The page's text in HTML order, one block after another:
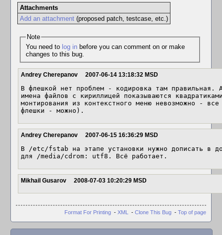
Attachments
Add an attachment(proposed patch, testcase, etc.)
Note
You need to log inbefore you can comment on or make
changes to this bug.
Andrey Cherepanov 2007-06-14 13:18:32 MSD
В флешкой нет проблем - кодировка там правильная.
имена файлов с кириллицей показываются
монтирования из контекстного меню невозможно -
флешки - можно).
Andrey Cherepanov 2007-06-15 16:36:29 MSD
В /etc/fstab на этапе установки нужно дописать в
для /media/cdrom: utf8. Всё работает.
Mikhail Gusarov 2008-07-03 10:20:29 MSD
Format For Printing - XML - Clone This Bug - Top of page